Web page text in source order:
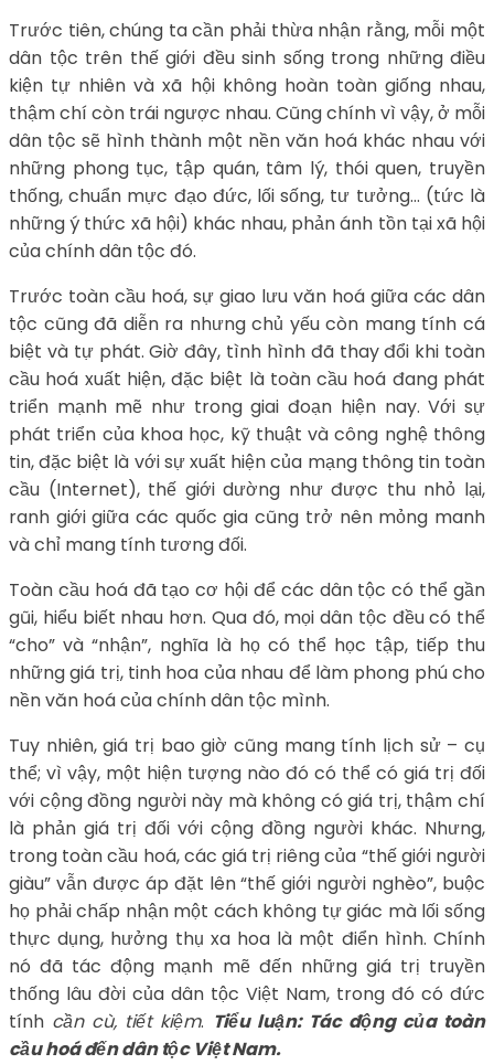
Trước tiên, chúng ta cần phải thừa nhận rằng, mỗi một
dân tộc trên thế giới đều sinh sống trong những điều
kiện tự nhiên và xã hội không hoàn toàn giống nhau,
thậm chí còn trái ngược nhau. Cũng chính vì vậy, ở mỗi
dân tộc sẽ hình thành một nền văn hoá khác nhau với
những phong tục, tập quán, tâm lý, thói quen, truyền
thống, chuẩn mực đạo đức, lối sống, tư tưởng… (tức là
những ý thức xã hội) khác nhau, phản ánh tồn tại xã hội
của chính dân tộc đó.
Trước toàn cầu hoá, sự giao lưu văn hoá giữa các dân
tộc cũng đã diễn ra nhưng chủ yếu còn mang tính cá
biệt và tự phát. Giờ đây, tình hình đã thay đổi khi toàn
cầu hoá xuất hiện, đặc biệt là toàn cầu hoá đang phát
triển mạnh mẽ như trong giai đoạn hiện nay. Với sự
phát triển của khoa học, kỹ thuật và công nghệ thông
tin, đặc biệt là với sự xuất hiện của mạng thông tin toàn
cầu (Internet), thế giới dường như được thu nhỏ lại,
ranh giới giữa các quốc gia cũng trở nên mỏng manh
và chỉ mang tính tương đối.
Toàn cầu hoá đã tạo cơ hội để các dân tộc có thể gần
gũi, hiểu biết nhau hơn. Qua đó, mọi dân tộc đều có thể
“cho” và “nhận”, nghĩa là họ có thể học tập, tiếp thu
những giá trị, tinh hoa của nhau để làm phong phú cho
nền văn hoá của chính dân tộc mình.
Tuy nhiên, giá trị bao giờ cũng mang tính lịch sử – cụ
thể; vì vậy, một hiện tượng nào đó có thể có giá trị đối
với cộng đồng người này mà không có giá trị, thậm chí
là phản giá trị đối với cộng đồng người khác. Nhưng,
trong toàn cầu hoá, các giá trị riêng của “thế giới người
giàu” vẫn được áp đặt lên “thế giới người nghèo”, buộc
họ phải chấp nhận một cách không tự giác mà lối sống
thực dụng, hưởng thụ xa hoa là một điển hình. Chính
nó đã tác động mạnh mẽ đến những giá trị truyền
thống lâu đời của dân tộc Việt Nam, trong đó có đức
tính cần cù, tiết kiệm. Tiểu luận: Tác động của toàn
cầu hoá đến dân tộc Việt Nam.